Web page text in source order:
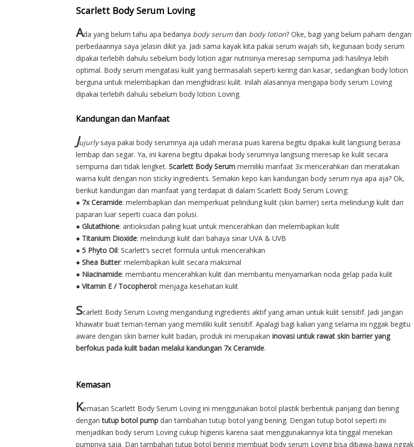
Scarlett Body Serum Loving
Ada yang belum tahu apa bedanya body serumdan body lotion? Oke, bagi yang belum paham dengan
perbedaannya saya jelasin dikit ya. Jadi sama kayak kita pakai serum wajah sih, kegunaan body serum
dipakai terlebih dahulu sebelum body lotion agar nutrisinya meresap sempurna jadi hasilnya lebih
optimal. Body serum mengatasi kulit yang bermasalah seperti kering dan kasar, sedangkan body lotion
berguna untuk melembapkan dan menghidrasi kulit. Inilah alasannya mengapa body serum Loving
dipakai terlebih dahulu sebelum body lotion Loving.
Kandungan dan Manfaat
Jujurlysaya pakai body serumnya aja udah merasa puas karena begitu dipakai kulit langsung berasa
lembap dan segar. Ya, ini karena begitu dipakai body serumnya langsung meresap ke kulit secara
sempurna dan tidak lengket. Scarlett Body Serum memiliki manfaat 3x mencerahkan dan meratakan
warna kulit dengan non sticky ingredients. Semakin kepo kan kandungan body serum nya apa aja? Ok,
berikut kandungan dan manfaat yang terdapat di dalam Scarlett Body Serum Loving:
● 7x Ceramide: melembapkan dan memperkuat pelindung kulit (skin barrier) serta melindungi kulit dari
paparan luar seperti cuaca dan polusi.
● Glutathione: antioksidan paling kuat untuk mencerahkan dan melembapkan kulit
● Titanium Dioxide: melindungi kulit dari bahaya sinar UVA & UVB
● 5 Phyto Oil: Scarlett’s secret formula untuk mencerahkan
● Shea Butter: melembapkan kulit secara maksimal
● Niacinamide: membantu mencerahkan kulit dan membantu menyamarkan noda gelap pada kulit
● Vitamin E / Tocopherol: menjaga kesehatan kulit
Scarlett Body Serum Loving mengandung ingredients aktif yang aman untuk kulit sensitif. Jadi jangan
khawatir buat teman-teman yang memiliki kulit sensitif. Apalagi bagi kalian yang selama ini nggak begitu
aware dengan skin barrier kulit badan, produk ini merupakan inovasi untuk rawat skin barrier yang
berfokus pada kulit badan melalui kandungan 7x Ceramide.
Kemasan
Kemasan Scarlett Body Serum Loving ini menggunakan botol plastik berbentuk panjang dan bening
dengantutup botol pump dan tambahan tutup botol yang bening. Dengan tutup botol seperti ini
menjadikan body serum Loving cukup higienis karena saat menggunakannya kita tinggal menekan
pumpnya saja. Dan tambahan tutup botol bening membuat body serum Loving bisa dibawa-bawa nggak